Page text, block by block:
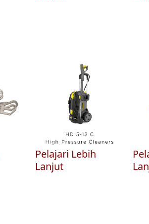
Pelajari Lebih
Lanjut